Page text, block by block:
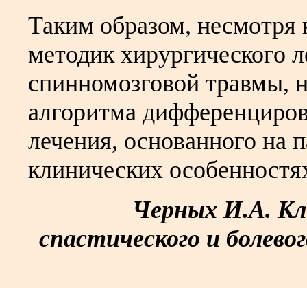
Таким образом, несмотря
методик хирургического
спинномозговой травмы,
алгоритма
лечения, основанного на
клинических
Черных И.А.
спастического и